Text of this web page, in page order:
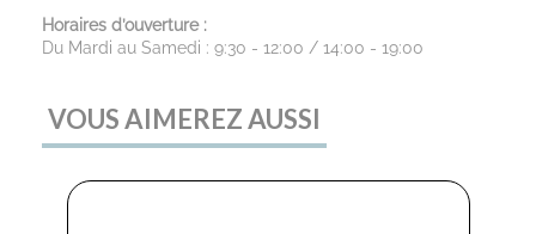
Horaires d’ouverture :
Du Mardi au Samedi : 9:30 - 12:00 / 14:00 - 19:00
VOUS AIMEREZ AUSSI